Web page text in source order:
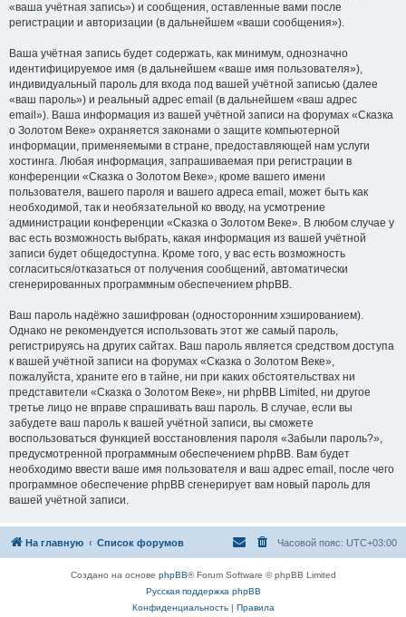
«ваша учётная запись») и сообщения, оставленные вами после
регистрации и авторизации (в дальнейшем «ваши сообщения»).
Ваша учётная запись будет содержать, как минимум, однозначно
идентифицируемое имя (в дальнейшем «ваше имя пользователя»),
индивидуальный пароль для входа под вашей учётной записью (далее
«ваш пароль») и реальный адрес email (в дальнейшем «ваш адрес
email»). Ваша информация из вашей учётной записи на форумах «Сказка
о Золотом Веке» охраняется законами о защите компьютерной
информации, применяемыми в стране, предоставляющей нам услуги
хостинга. Любая информация, запрашиваемая при регистрации в
конференции «Сказка о Золотом Веке», кроме вашего имени
пользователя, вашего пароля и вашего адреса email, может быть как
необходимой, так и необязательной ко вводу, на усмотрение
администрации конференции «Сказка о Золотом Веке». В любом случае у
вас есть возможность выбрать, какая информация из вашей учётной
записи будет общедоступна. Кроме того, у вас есть возможность
согласиться/отказаться от получения сообщений, автоматически
сгенерированных программным обеспечением phpBB.
Ваш пароль надёжно зашифрован (односторонним хэшированием).
Однако не рекомендуется использовать этот же самый пароль,
регистрируясь на других сайтах. Ваш пароль является средством доступа
к вашей учётной записи на форумах «Сказка о Золотом Веке»,
пожалуйста, храните его в тайне, ни при каких обстоятельствах ни
представители «Сказка о Золотом Веке», ни phpBB Limited, ни другое
третье лицо не вправе спрашивать ваш пароль. В случае, если вы
забудете ваш пароль к вашей учётной записи, вы сможете
воспользоваться функцией восстановления пароля «Забыли пароль?»,
предусмотренной программным обеспечением phpBB. Вам будет
необходимо ввести ваше имя пользователя и ваш адрес email, после чего
программное обеспечение phpBB сгенерирует вам новый пароль для
вашей учётной записи.
На главную Список форумов Часовой пояс: UTC+03:00
Создано на основе phpBB® Forum Software © phpBB Limited
Русская поддержка phpBB
Конфиденциальность| Правила